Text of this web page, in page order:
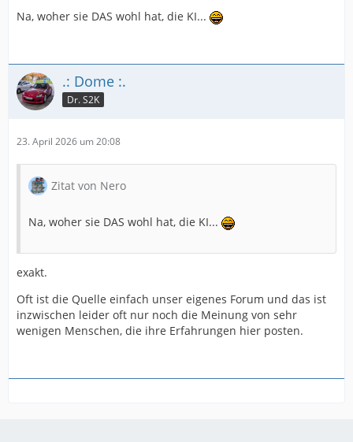
Na, woher sie DAS wohl hat, die KI...
.: Dome :.
Dr. S2K
23. April 2026 um 20:08
Zitat von Nero
Na, woher sie DAS wohl hat, die KI...
exakt.
Oft ist die Quelle einfach unser eigenes Forum und das ist
inzwischen leider oft nur noch die Meinung von sehr
wenigen Menschen, die ihre Erfahrungen hier posten.